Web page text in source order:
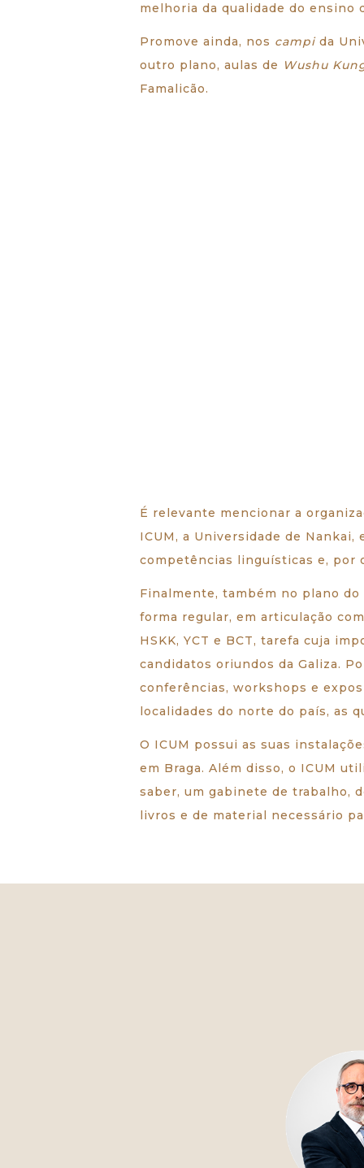
melhoria da qualidade do
Promove ainda, nos campida
outro plano, aulas de Wushu
Famalicão.
É relevante mencionar a
ICUM, a Universidade de
competências linguísticas e, por
Finalmente, também no plano
forma regular, em articulação
HSKK, YCT e BCT, tarefa cuja
candidatos oriundos da Galiza.
conferências, workshops e
localidades do norte do país, as
O ICUM possui as suas
em Braga. Além disso, o ICUM
saber, um gabinete de trabalho,
livros e de material necessário